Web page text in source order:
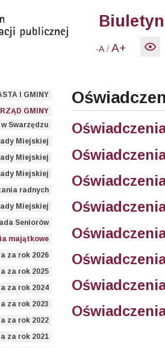
-A /A+
I GMINY
GMINY
Swarzędzu
Miejskiej
Miejskiej
Miejskiej
radnych
Miejskiej
Seniorów
majątkowe
za rok 2026
za rok 2025
za rok 2024
za rok 2023
za rok 2022
za rok 2021